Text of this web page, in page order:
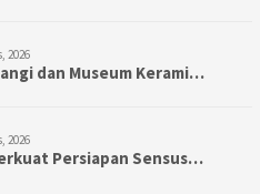
2026
dan Museum Kerami…
2026
Persiapan Sensus…